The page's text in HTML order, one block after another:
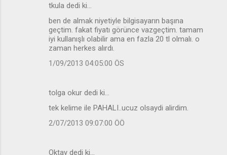
tkula dedi ki…
ben de almak niyetiyle bilgisayarın başına
geçtim. fakat fiyatı görünce vazgeçtim. tamam
iyi kullanışlı olabilir ama en fazla 20 tl olmalı. o
zaman herkes alırdı.
1/09/2013 04:05:00 ÖS
tolga okur dedi ki…
tek kelime ile PAHALI..ucuz olsaydi alirdim.
2/07/2013 09:07:00 ÖÖ
Oktay dedi ki…